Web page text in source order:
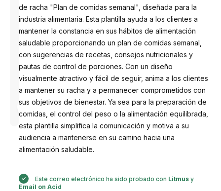
Diseñado
por
Anastasiia
de racha "Plan de comidas semanal", diseñada para la
industria alimentaria. Esta plantilla ayuda a los clientes a
mantener la constancia en sus hábitos de alimentación
saludable proporcionando un plan de comidas semanal,
con sugerencias de recetas, consejos nutricionales y
pautas de control de porciones. Con un diseño
visualmente atractivo y fácil de seguir, anima a los clientes
a mantener su racha y a permanecer comprometidos con
sus objetivos de bienestar. Ya sea para la preparación de
comidas, el control del peso o la alimentación equilibrada,
esta plantilla simplifica la comunicación y motiva a su
audiencia a mantenerse en su camino hacia una
alimentación saludable.
Este correo electrónico ha sido probado con Litmusy
Email on Acid